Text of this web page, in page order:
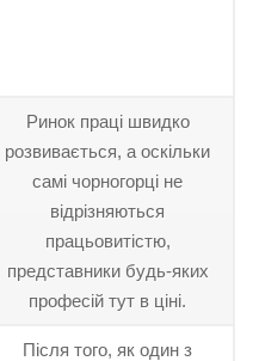
Ринок праці швидко
розвивається, а оскільки
самі чорногорці не
відрізняються
працьовитістю,
представники будь-яких
професій тут в ціні.
Після того, як один з